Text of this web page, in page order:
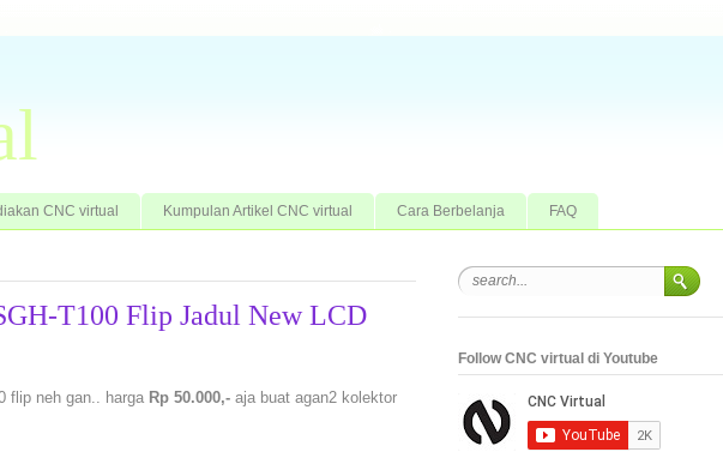
CNC virtual Kumpulan Artikel CNC virtual Cara Berbelanja FAQ
T100 Flip Jadul New LCD
flip neh gan.. harga Rp 50.000,- aja buat agan2 kolektor
Follow CNC virtual di Youtube